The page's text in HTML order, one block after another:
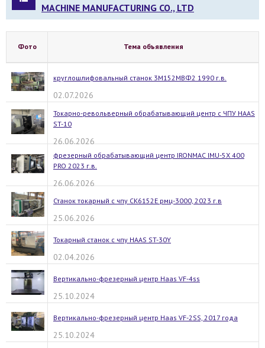
MACHINE MANUFACTURING CO., LTD
Фото Тема объявления
круглошлифовальный станок 3М152МВФ2 1990 г.в.
02.07.2026
Токарно-револьверный обрабатывающий центр с ЧПУ HAAS
ST-10
26.06.2026
фрезерный обрабатывающий центр IRONMAC IMU-5X 400
PRO 2023 г.в.
26.06.2026
Станок токарный с чпу CK6152E рмц-3000, 2023 г.в
25.06.2026
Токарный станок с чпу HAAS ST-30Y
02.04.2026
Вертикально-фрезерный центр Haas VF-4ss
25.10.2024
Вертикально-фрезерный центр Haas VF-2SS, 2017 года
25.10.2024